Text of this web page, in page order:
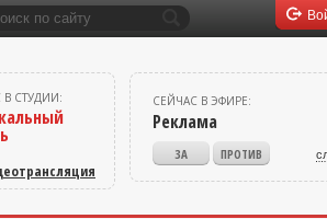
СЕЙЧАС В ЭФИРЕ:
Реклама
В СТУДИИ: